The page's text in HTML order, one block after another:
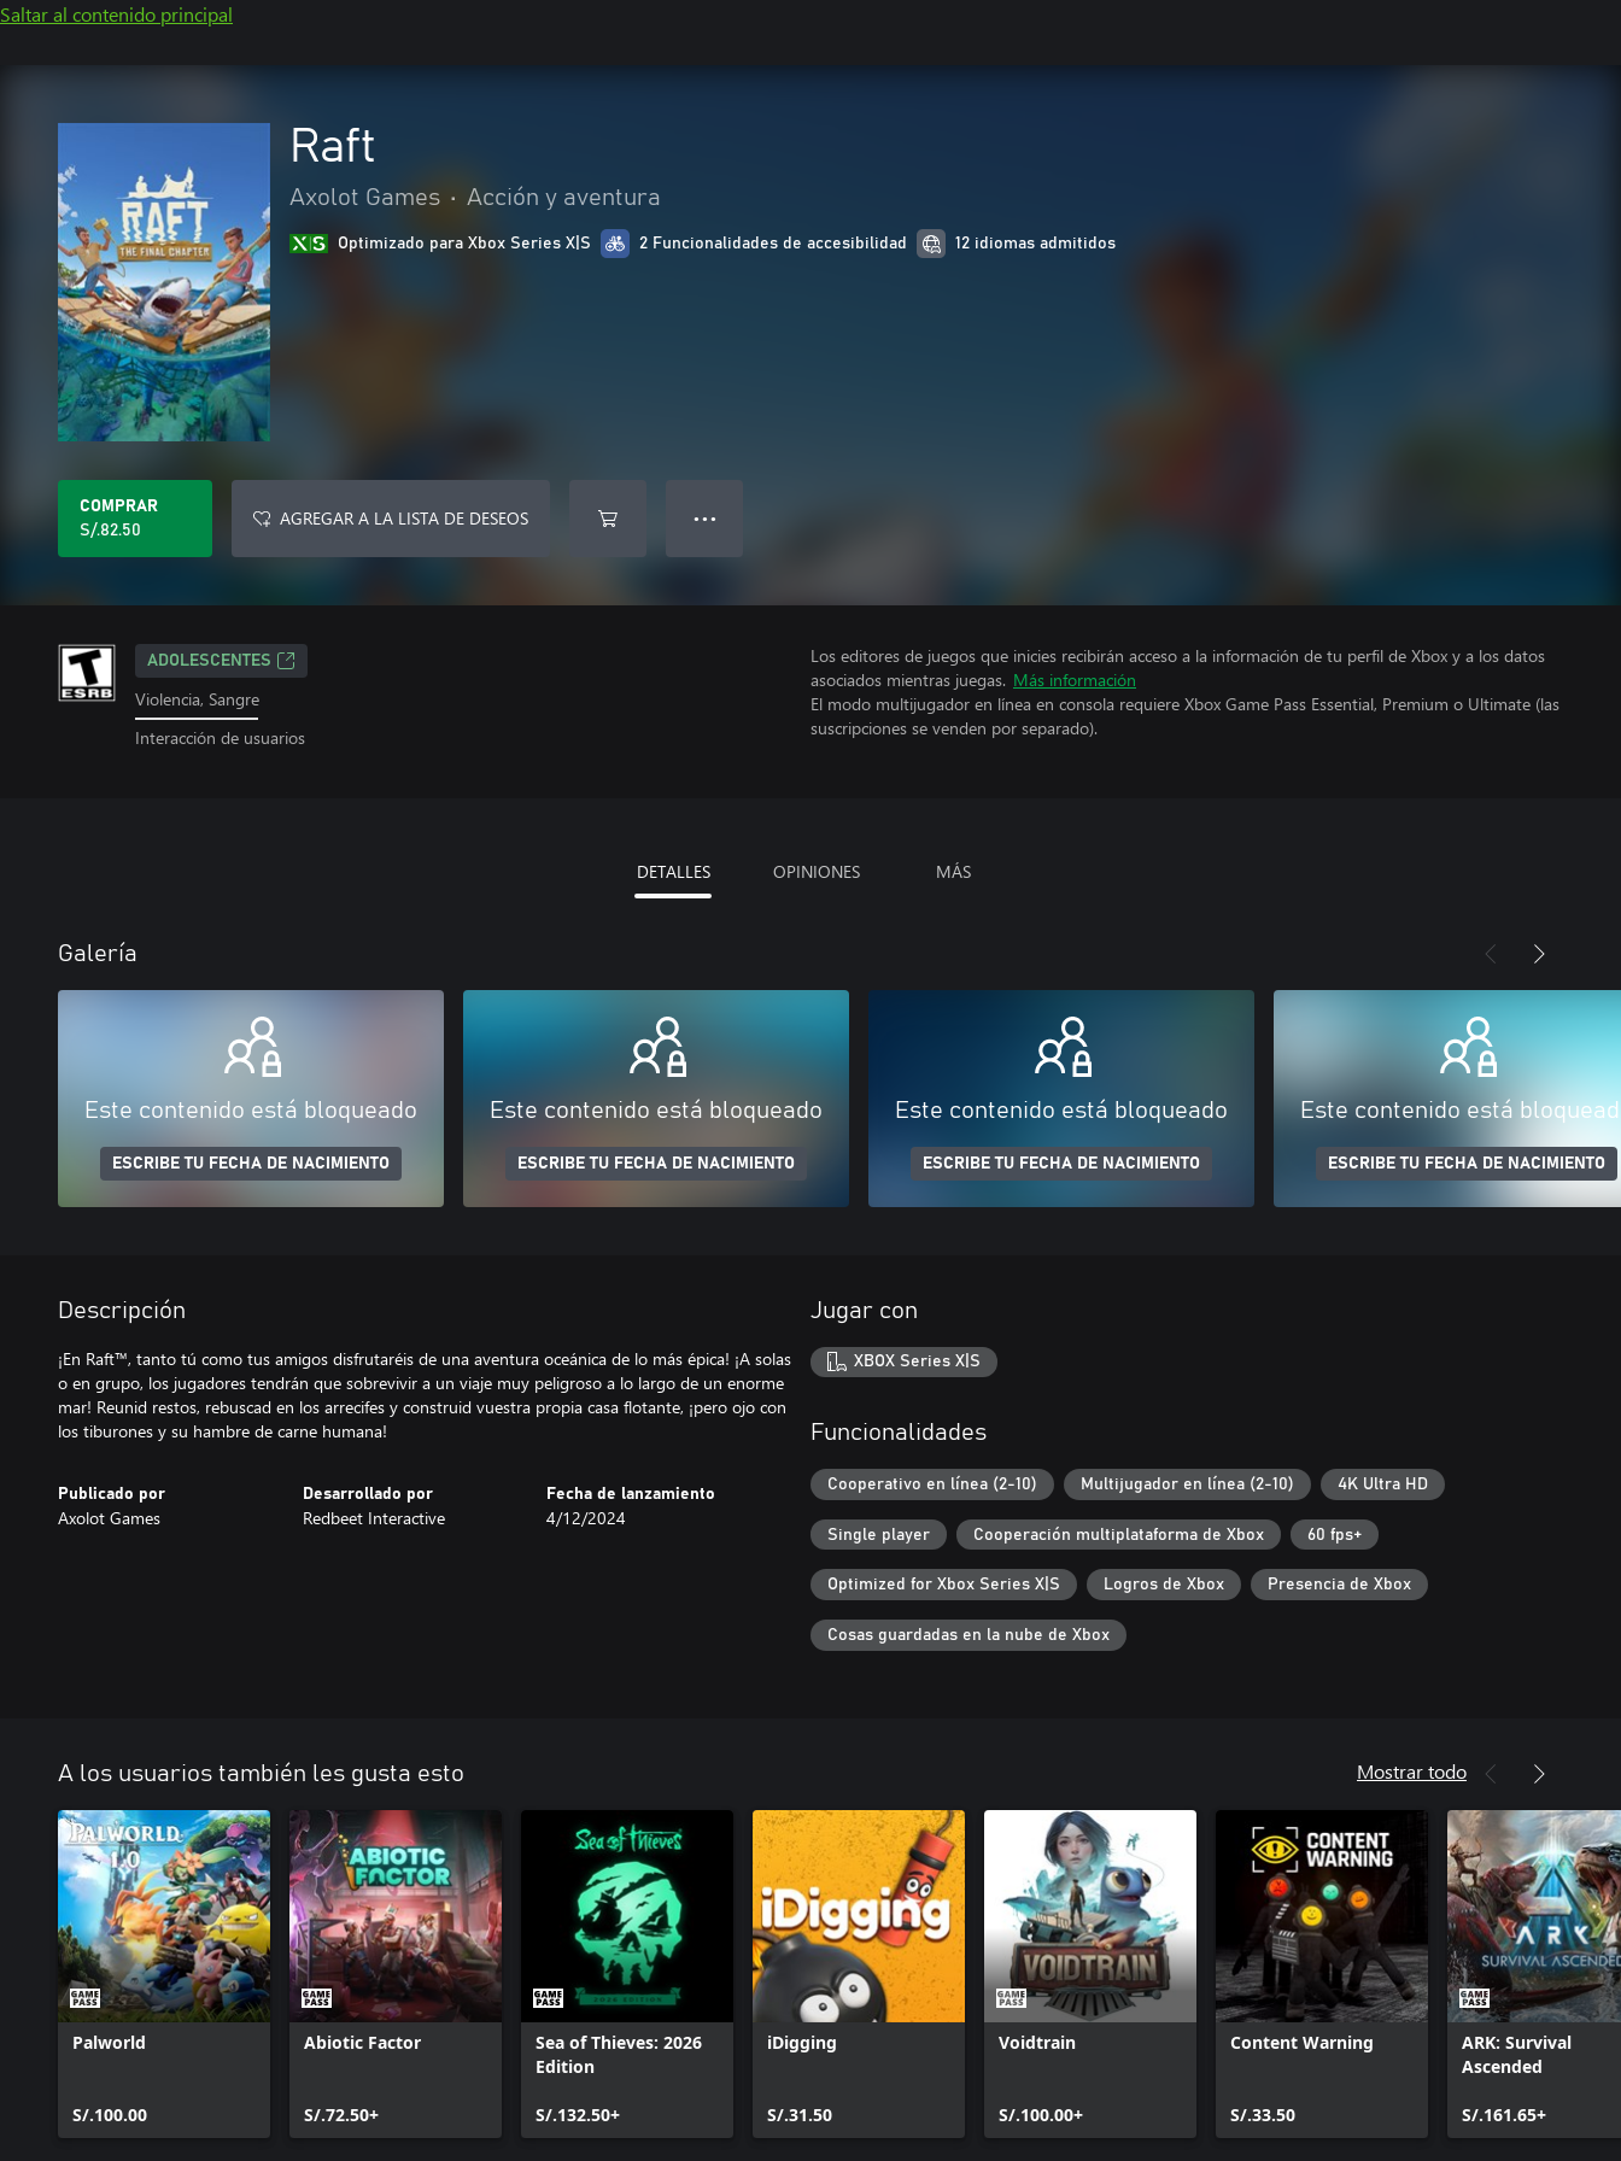
Saltar al contenido principal
Raft
Axolot Games • Acción y aventura
Optimizado para Xbox Series X|S 2 Funcionalidades de accesibilidad 12 idiomas admitidos
COMPRAR
S/.82.50
AGREGAR A LA LISTA DE DESEOS ● ● ●
ADOLESCENTES
Violencia, Sangre
Interacción de usuarios
Los editores de juegos que inicies recibirán acceso a la información de tu perfil de Xbox y a los datos
asociados mientras juegas. Más información
El modo multijugador en línea en consola requiere Xbox Game Pass Essential, Premium o Ultimate (las
suscripciones se venden por separado).
DETALLES OPINIONES MÁS
Galería
Este contenido está bloqueado
ESCRIBE TU FECHA DE NACIMIENTO
Este contenido está bloqueado
ESCRIBE TU FECHA DE NACIMIENTO
Este contenido está bloqueado
ESCRIBE TU FECHA DE NACIMIENTO
Este contenido está
ESCRIBE TU FECHA DE NACIMIENTO
Descripción
¡En Raft™, tanto tú como tus amigos disfrutaréis de una aventura oceánica de lo más épica! ¡A solas
o en grupo, los jugadores tendrán que sobrevivir a un viaje muy peligroso a lo largo de un enorme
mar! Reunid restos, rebuscad en los arrecifes y construid vuestra propia casa flotante, ¡pero ojo con
los tiburones y su hambre de carne humana!
Publicado por
Axolot Games
Desarrollado por
Redbeet Interactive
Fecha de lanzamiento
4/12/2024
Jugar con
XBOX Series X|S
Funcionalidades
Cooperativo en línea (2-10) Multijugador en línea (2-10) 4K Ultra HD
Single player Cooperación multiplataforma de Xbox 60 fps+
Optimized for Xbox Series X|S Logros de Xbox Presencia de Xbox
Cosas guardadas en la nube de Xbox
A los usuarios también les gusta esto Mostrar todo
Palworld
S/.100.00
Abiotic Factor
S/.72.50+
Sea of Thieves: 2026
Edition
S/.132.50+
iDigging
S/.31.50
Voidtrain
S/.100.00+
Content Warning
S/.33.50
ARK: Survival
Ascended
S/.161.65+